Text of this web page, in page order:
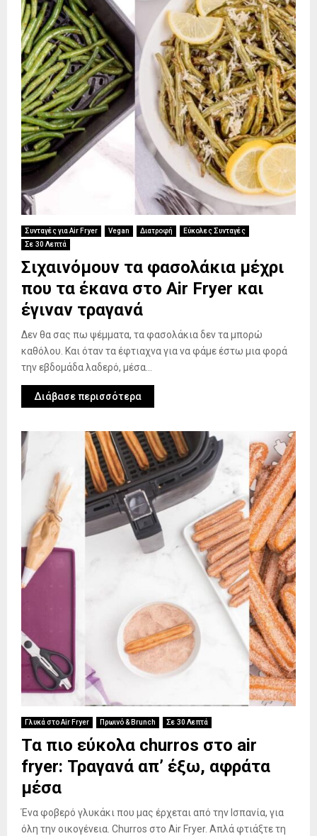
Συνταγές για Air Fryer Vegan Διατροφή
Εύκολες Συνταγές
Σε 30 Λεπτά
Σιχαινόμουν τα φασολάκια μέχρι
που τα έκανα στο Air Fryer και
έγιναν τραγανά
Δεν θα σας πω ψέμματα, τα φασολάκια δεν τα μπορώ
καθόλου. Και όταν τα έφτιαχνα για να φάμε έστω μια φορά
την εβδομάδα λαδερό, μέσα...
Διάβασε περισσότερα
Γλυκά στο Air Fryer Πρωινό & Brunch Σε 30 Λεπτά
Τα πιο εύκολα churros στο air
fryer: Τραγανά απ’ έξω, αφράτα
μέσα
Ένα φοβερό γλυκάκι που μας έρχεται από την Ισπανία, για
όλη την οικογένεια. Churros στο Air Fryer. Απλά φτιάξτε τη